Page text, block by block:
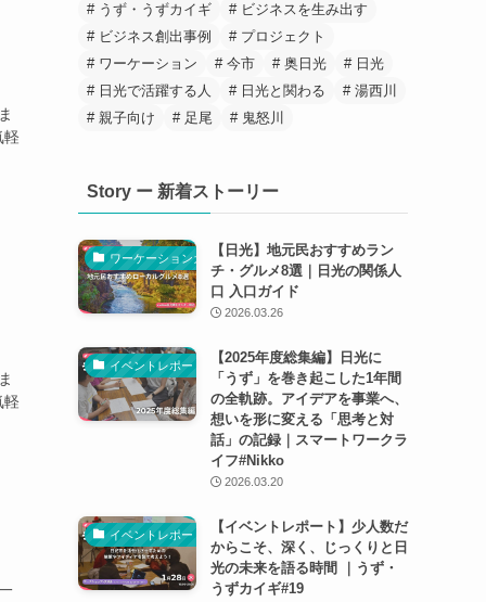
軽
軽
うず・うずカイギ
ビジネスを生み出す
ビジネス創出事例
プロジェクト
ワーケーション
今市 奥日光
日光
日光で活躍する人
日光と関わる
湯西川
親子向け
足尾 鬼怒川
Story ー 新着ストーリー
ワーケーションガイド【日光】地元民おすすめラン
チ・グルメ8選｜日光の関係人
口 入口ガイド
2026.03.26
イベントレポート
【2025年度総集編】日光に
「うず」を巻き起こした1年間
の全軌跡。アイデアを事業へ、
想いを形に変える「思考と対
話」の記録｜スマートワークラ
イフ#Nikko
2026.03.20
イベントレポート
【イベントレポート】少人数だ
からこそ、深く、じっくりと日
光の未来を語る時間 ｜うず・
うずカイギ#19